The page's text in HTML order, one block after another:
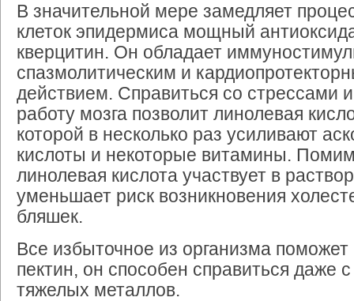
В значительной мере замедляет
клеток эпидермиса мощный
кверцитин. Он обладает
спазмолитическим и
действием. Справиться со стрессами
работу мозга позволит линолевая
которой в несколько раз усиливают
кислоты и некоторые витамины.
линолевая кислота участвует в
уменьшает риск возникновения
бляшек.
Все избыточное из организма
пектин, он способен справиться даже
тяжелых металлов.